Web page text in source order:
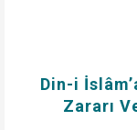
Din-i
Zararı